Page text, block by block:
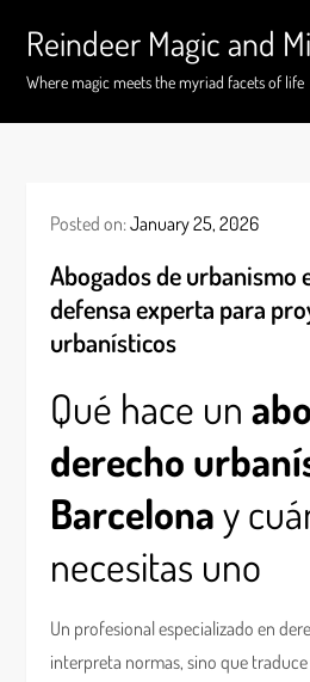
content
Reindeer Magic and
Where magic meets the myriad facets of life
Posted on:January 25, 2026
Abogados de urbanismo
defensa experta para
urbanísticos
Qué hace un
derecho
Barcelonay
necesitas uno
Un profesional especializado en
interpreta normas, sino que